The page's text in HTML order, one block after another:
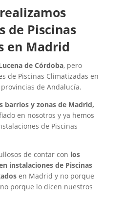
de Piscinas
en Madrid
de Córdoba, pero
de Piscinas Climatizadas en
de Andalucía.
barrios y zonas de Madrid,
en nosotros y ya hemos
de Piscinas
de contar con los
instalaciones de Piscinas
en Madrid y no porque
porque lo dicen nuestros